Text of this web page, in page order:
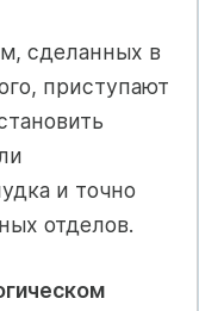
сделанных в
приступают
и точно
отделов.